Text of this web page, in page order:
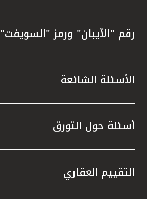
رقم "الآيبان" ورمز "السويفت"
الأسئلة الشائعة
أسئلة حول التورق
التقييم العقاري